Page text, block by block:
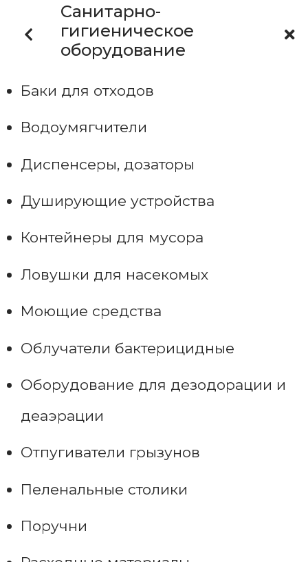
Санитарно-
гигиеническое
оборудование
Баки для отходов
Водоумягчители
Диспенсеры, дозаторы
Душирующие устройства
Контейнеры для мусора
Ловушки для насекомых
Моющие средства
Облучатели бактерицидные
Оборудование для дезодорации и
деаэрации
Отпугиватели грызунов
Пеленальные столики
Поручни